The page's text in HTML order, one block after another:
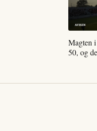
Magten
50, og